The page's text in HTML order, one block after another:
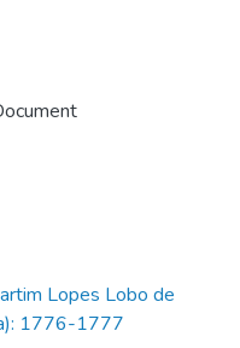
Lopes Lobo de
1776-1777